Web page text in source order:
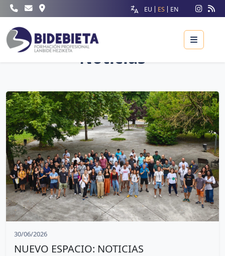
EU ES EN
Menu
Noticias
30/06/2026
NUEVO ESPACIO: NOTICIAS